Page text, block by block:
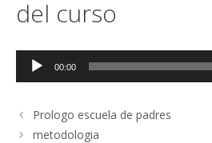
del curso
Reproductor
00:00
Prologo escuela de padres
metodologia